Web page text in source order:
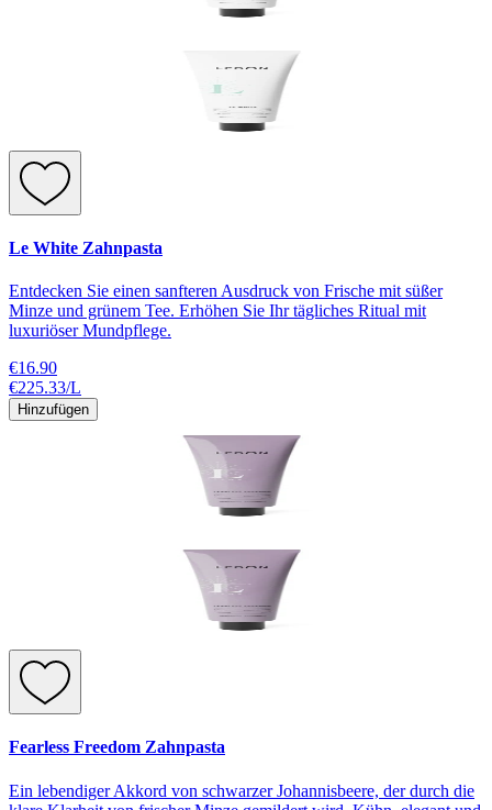
Le White Zahnpasta
Entdecken Sie einen sanfteren Ausdruck von Frische mit süßer
Minze und grünem Tee. Erhöhen Sie Ihr tägliches Ritual mit
luxuriöser Mundpflege.
€16.90
€225.33/L
Hinzufügen
Fearless Freedom Zahnpasta
Ein lebendiger Akkord von schwarzer Johannisbeere, der durch die